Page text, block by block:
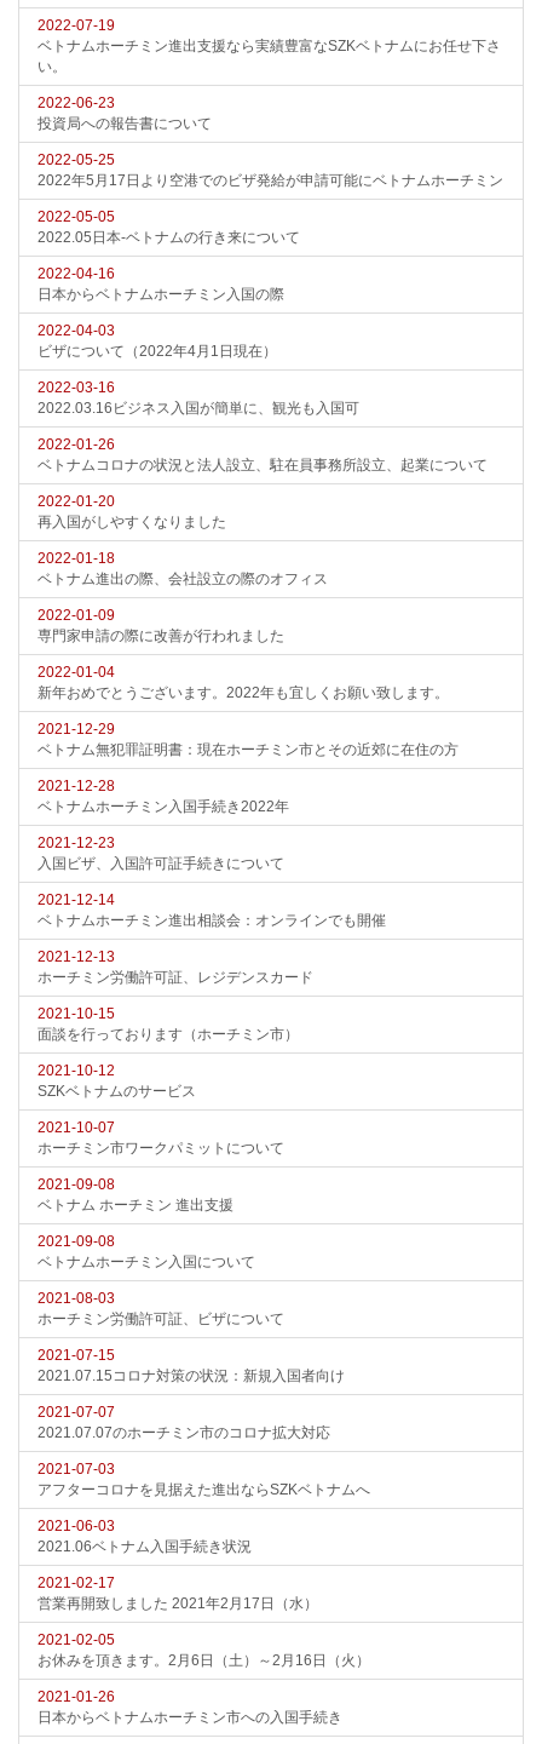
2022-07-19
ベトナムホーチミン進出支援なら実績豊富なSZKベトナムにお任せ下さ
い。
2022-06-23
投資局への報告書について
2022-05-25
2022年5月17日より空港でのビザ発給が申請可能にベトナムホーチミン
2022-05-05
2022.05日本-ベトナムの行き来について
2022-04-16
日本からベトナムホーチミン入国の際
2022-04-03
ビザについて（2022年4月1日現在）
2022-03-16
2022.03.16ビジネス入国が簡単に、観光も入国可
2022-01-26
ベトナムコロナの状況と法人設立、駐在員事務所設立、起業について
2022-01-20
再入国がしやすくなりました
2022-01-18
ベトナム進出の際、会社設立の際のオフィス
2022-01-09
専門家申請の際に改善が行われました
2022-01-04
新年おめでとうございます。2022年も宜しくお願い致します。
2021-12-29
ベトナム無犯罪証明書：現在ホーチミン市とその近郊に在住の方
2021-12-28
ベトナムホーチミン入国手続き2022年
2021-12-23
入国ビザ、入国許可証手続きについて
2021-12-14
ベトナムホーチミン進出相談会：オンラインでも開催
2021-12-13
ホーチミン労働許可証、レジデンスカード
2021-10-15
面談を行っております（ホーチミン市）
2021-10-12
SZKベトナムのサービス
2021-10-07
ホーチミン市ワークパミットについて
2021-09-08
ベトナム ホーチミン 進出支援
2021-09-08
ベトナムホーチミン入国について
2021-08-03
ホーチミン労働許可証、ビザについて
2021-07-15
2021.07.15コロナ対策の状況：新規入国者向け
2021-07-07
2021.07.07のホーチミン市のコロナ拡大対応
2021-07-03
アフターコロナを見据えた進出ならSZKベトナムへ
2021-06-03
2021.06ベトナム入国手続き状況
2021-02-17
営業再開致しました 2021年2月17日（水）
2021-02-05
お休みを頂きます。2月6日（土）～2月16日（火）
2021-01-26
日本からベトナムホーチミン市への入国手続き